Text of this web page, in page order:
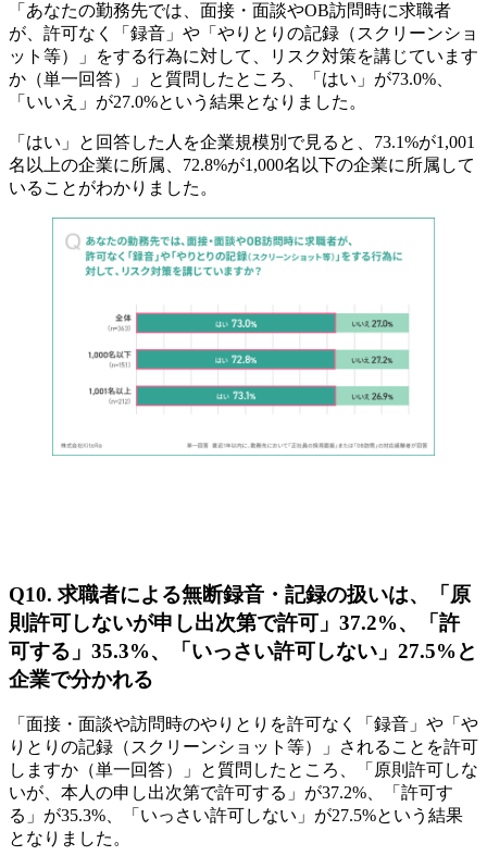
「あなたの勤務先では、面接・面談やOB訪問時に求職者
が、許可なく「録音」や「やりとりの記録（スクリーンショ
ット等）」をする行為に対して、リスク対策を講じています
か（単一回答）」と質問したところ、「はい」が73.0%、
「いいえ」が27.0%という結果となりました。
「はい」と回答した人を企業規模別で見ると、73.1%が1,001
名以上の企業に所属、72.8%が1,000名以下の企業に所属して
いることがわかりました。
Q10. 求職者による無断録音・記録の扱いは、「原
則許可しないが申し出次第で許可」37.2%、「許
可する」35.3%、「いっさい許可しない」27.5%と
企業で分かれる
「面接・面談や訪問時のやりとりを許可なく「録音」や「や
りとりの記録（スクリーンショット等）」されることを許可
しますか（単一回答）」と質問したところ、「原則許可しな
いが、本人の申し出次第で許可する」が37.2%、「許可す
る」が35.3%、「いっさい許可しない」が27.5%という結果
となりました。